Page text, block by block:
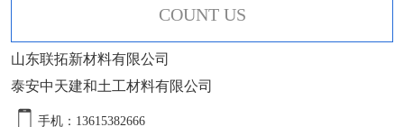
COUNT US
山东联拓新材料有限公司
泰安中天建和土工材料有限公司
手机：13615382666